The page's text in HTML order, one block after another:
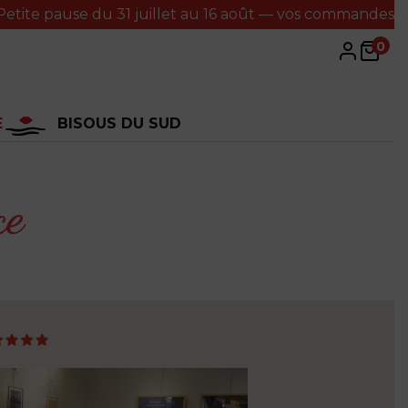
pause du 31 juillet au 16 août — vos commandes
0
BISOUS DU SUD